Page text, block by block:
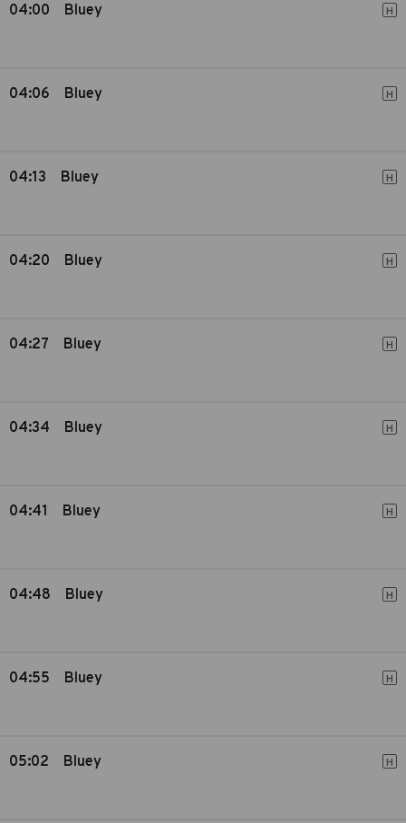
04:00 Bluey H
04:06 Bluey H
04:13 Bluey H
04:20 Bluey H
04:27 Bluey H
04:34 Bluey H
04:41 Bluey H
04:48 Bluey H
04:55 Bluey H
05:02 Bluey H